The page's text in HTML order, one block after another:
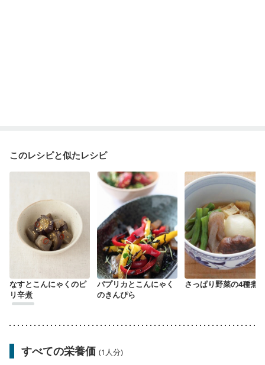
このレシピと似たレシピ
なすとこんにゃくのピ
リ辛煮
パプリカとこんにゃく
のきんぴら
さっぱり野菜の4種煮
すべての栄養価 (1人分)